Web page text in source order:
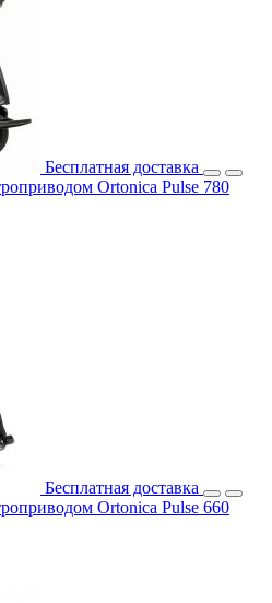
Бесплатная доставка
Ortonica Pulse 780
Бесплатная доставка
Ortonica Pulse 660